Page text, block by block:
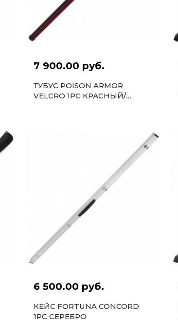
7 900.00 руб.
ТУБУС POISON ARMOR
VELCRO 1PC КРАСНЫЙ/
6 500.00 руб.
КЕЙС FORTUNA CONCORD
1PC СЕРЕБРО